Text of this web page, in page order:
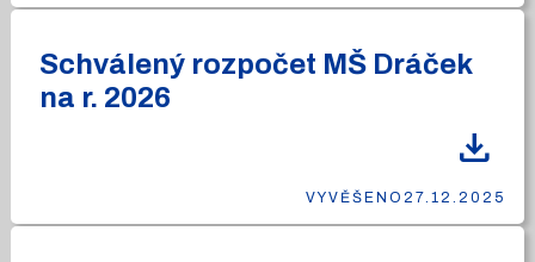
Schválený rozpočet MŠ Dráček
na r. 2026
download
VYVĚŠENO 27.12.2025